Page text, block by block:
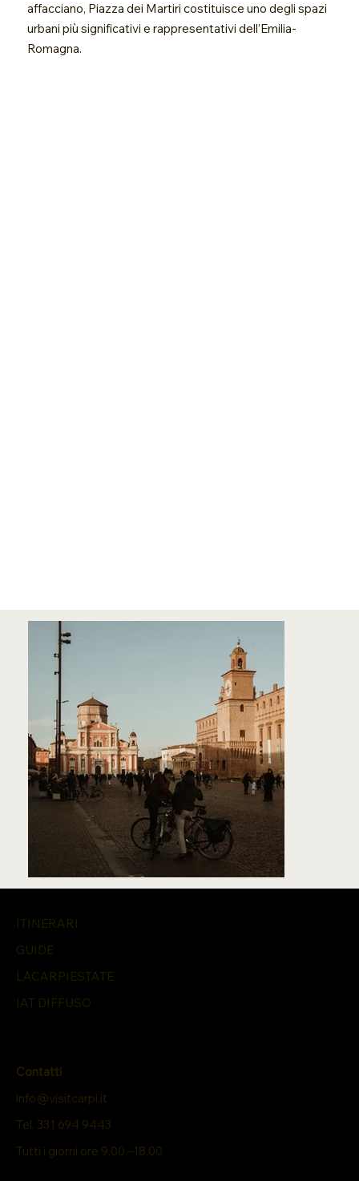
affacciano, Piazza dei Martiri costituisce uno degli spazi
urbani più significativi e rappresentativi dell’Emilia-
Romagna.
ITINERARI
GUIDE
LACARPIESTATE
IAT DIFFUSO
Contatti
info@visitcarpi.it
Tel. 331 694 9443
Tutti i giorni ore 9.00 –18.00